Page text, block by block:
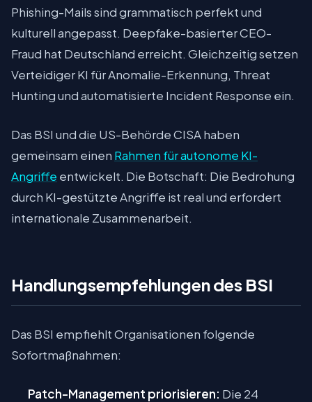
Phishing-Mails sind grammatisch perfekt und
kulturell angepasst. Deepfake-basierter CEO-
Fraud hat Deutschland erreicht. Gleichzeitig setzen
Verteidiger KI für Anomalie-Erkennung, Threat
Hunting und automatisierte Incident Response ein.
Das BSI und die US-Behörde CISA haben
gemeinsam einen Rahmen für autonome KI-
Angriffe entwickelt. Die Botschaft: Die Bedrohung
durch KI-gestützte Angriffe ist real und erfordert
internationale Zusammenarbeit.
Handlungsempfehlungen des BSI
Das BSI empfiehlt Organisationen folgende
Sofortmaßnahmen:
Patch-Management priorisieren: Die 24